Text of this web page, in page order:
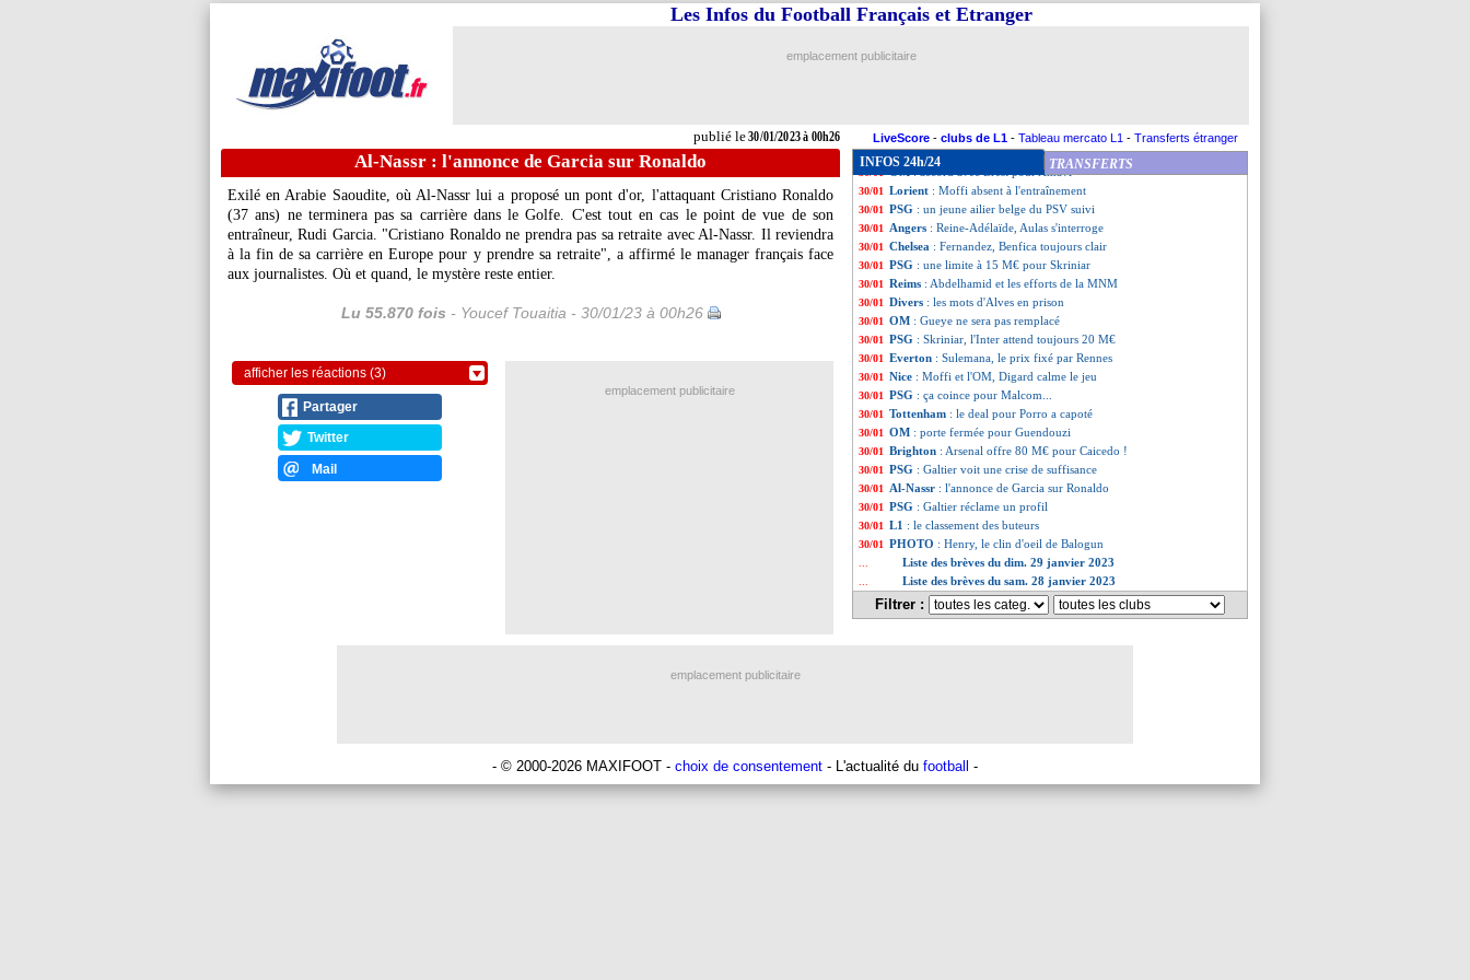
publié le30/01/2023 à 00h26
Les Infos du Football Français et Etranger
emplacement publicitaire
LiveScore - clubs de L1 - Tableau mercato L1 - Transferts étranger
Al-Nassr : l'annonce de Garcia sur Ronaldo
Exilé en Arabie Saoudite, où Al-Nassr lui a proposé un pont d'or, l'attaquant Cristiano Ronaldo
(37 ans) ne terminera pas sa carrière dans le Golfe. C'est tout en cas le point de vue de son
entraîneur, Rudi Garcia. "Cristiano Ronaldo ne prendra pas sa retraite avec Al-Nassr. Il reviendra
à la fin de sa carrière en Europe pour y prendre sa retraite", a affirmé le manager français face
aux journalistes. Où et quand, le mystère reste entier.
Lu 55.870 fois - Youcef Touaitia - 30/01/23 à 00h26
afficher les réactions (3)
Partager
Twitter
Mail
INFOS 24h/24 TRANSFERTS
30/01 Palace: un Français en approche pour 12 M€
30/01 PSG: départ compliqué pour Navas
30/01 Esp. (Cpe)
30/01 Nice: Delort prêté à Nantes (officiel)
30/01 Man Utd: un non ferme pour Lindelöf
: accord avec Brest pour Amavi
30/01 Lorient : Moffi absent à l'entraînement
30/01 PSG : un jeune ailier belge du PSV suivi
30/01 Angers : Reine-Adélaïde, Aulas s'interroge
30/01 Chelsea : Fernandez, Benfica toujours clair
30/01 PSG : une limite à 15 M€ pour Skriniar
30/01 Reims : Abdelhamid et les efforts de la MNM
30/01 Divers : les mots d'Alves en prison
30/01 OM : Gueye ne sera pas remplacé
30/01 PSG : Skriniar, l'Inter attend toujours 20 M€
30/01 Everton : Sulemana, le prix fixé par Rennes
30/01 Nice : Moffi et l'OM, Digard calme le jeu
30/01 PSG : ça coince pour Malcom...
30/01 Tottenham : le deal pour Porro a capoté
30/01 OM : porte fermée pour Guendouzi
30/01 Brighton : Arsenal offre 80 M€ pour Caicedo !
30/01 PSG : Galtier voit une crise de suffisance
30/01 Al-Nassr : l'annonce de Garcia sur Ronaldo
30/01 PSG : Galtier réclame un profil
30/01 L1 : le classement des buteurs
30/01 PHOTO : Henry, le clin d'oeil de Balogun
Liste des brèves du dim. 29 janvier 2023
Liste des brèves du sam. 28 janvier 2023
Filtrer :
emplacement publicitaire
emplacement publicitaire
- © 2000-2026 MAXIFOOT - choix de consentement - L'actualité du football -